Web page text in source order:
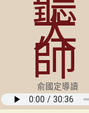
大
師
俞國定導讀